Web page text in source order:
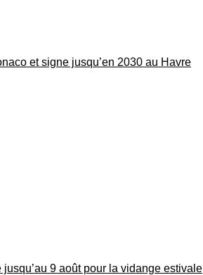
et signe jusqu’en 2030 au Havre
9 août pour la vidange estivale